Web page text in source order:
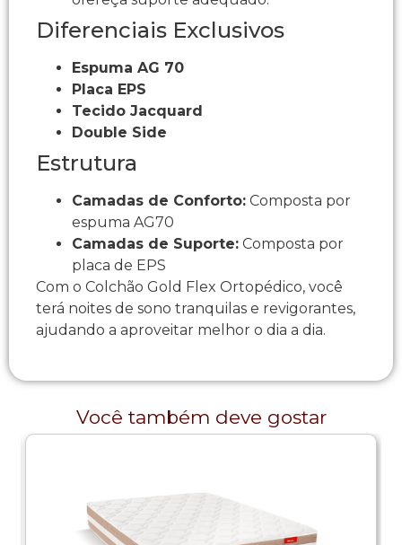
Diferenciais Exclusivos
Espuma AG 70
Placa EPS
Tecido Jacquard
Double Side
Estrutura
Camadas de Conforto: Composta por
espuma AG70
Camadas de Suporte: Composta por
placa de EPS
Com o Colchão Gold Flex Ortopédico, você
terá noites de sono tranquilas e revigorantes,
ajudando a aproveitar melhor o dia a dia.
Você também deve gostar